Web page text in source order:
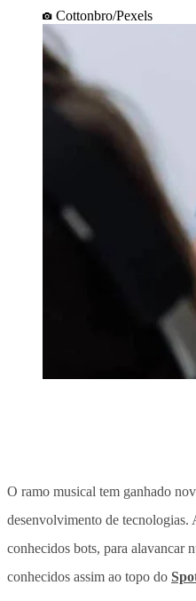
Cottonbro/Pexels
O ramo musical tem ganhado
desenvolvimento de tecnologias.
conhecidos bots, para alavancar
conhecidos assim ao topo do